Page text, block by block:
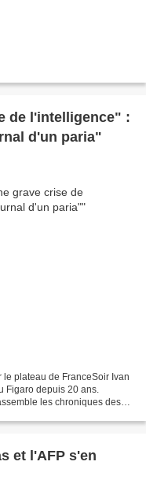
de l'intelligence" :
d'un paria"
plateau de FranceSoir Ivan
Figaro depuis 20 ans.
les chroniques des
et l'AFP s'en